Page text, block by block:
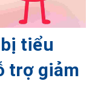
tiểu
trợ giảm